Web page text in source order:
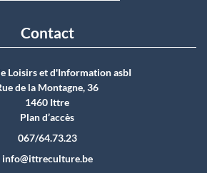
Contact
Loisirs et d'Information asbI
de la Montagne, 36
1460 Ittre
Plan d’accès
067/64.73.23
info@ittreculture.be